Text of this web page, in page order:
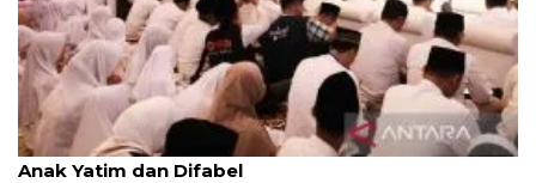
Menag jadikan setiap 10 Muharam sebagai Lebaran
Anak Yatim dan Difabel